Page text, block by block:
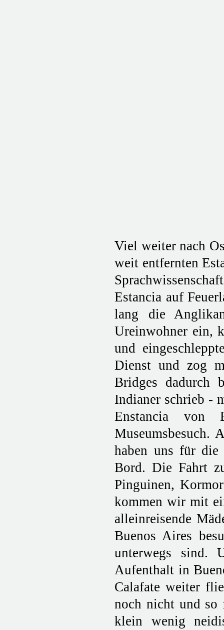
Viel weiter nach
weit entfernten
Estancia auf
lang die
Ureinwohner ein,
und
Dienst und zog
Bridges dadurch
Indianer schrieb -
Enstancia von
Museumsbesuch.
haben uns für die
Bord. Die Fahrt
Pinguinen,
kommen wir mit
alleinreisende
Buenos Aires
unterwegs sind.
Aufenthalt in
Calafate weiter
noch nicht und so
klein wenig